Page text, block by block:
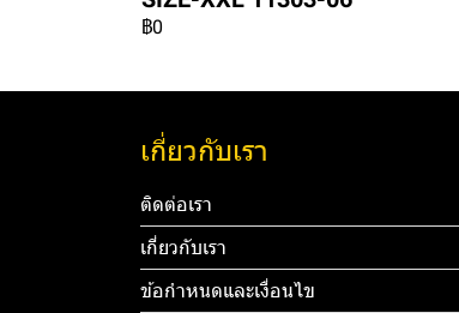
฿0
เกี่ยวกับเรา
ติดต่อเรา
เกี่ยวกับเรา
ข้อกำหนดและเงื่อนไข